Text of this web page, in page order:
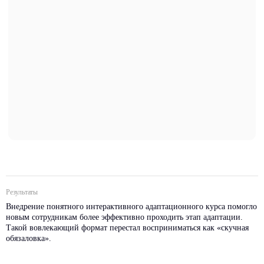
Результаты
Внедрение понятного интерактивного адаптационного курса помогло
новым сотрудникам более эффективно проходить этап адаптации.
Такой вовлекающий формат перестал восприниматься как «скучная